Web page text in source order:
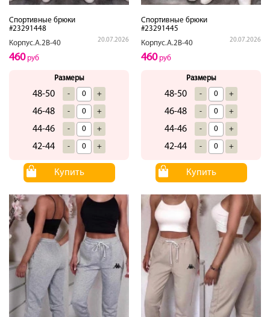
Спортивные брюки
#23291448
Корпус.А.2В-40
20.07.2026
460руб
Размеры
48-50 - +
46-48 - +
44-46 - +
42-44 - +
Купить
Спортивные брюки
#23291445
Корпус.А.2В-40
20.07.2026
460руб
Размеры
48-50 - +
46-48 - +
44-46 - +
42-44 - +
Купить